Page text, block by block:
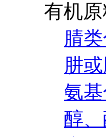
有机
腈
肼
氨
醇